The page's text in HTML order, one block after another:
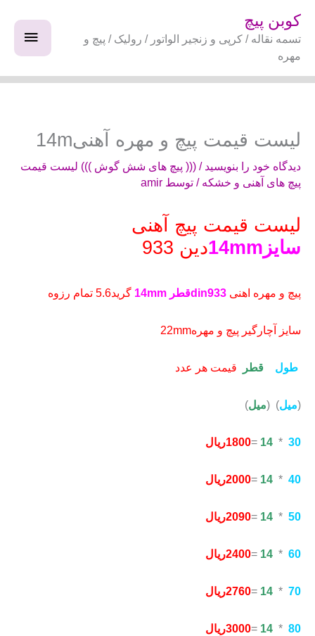
کوبن پیچ
تسمه نقاله / کرپی و زنجیر الواتور / رولیک / پیچ و
مهره
لیست قیمت پیچ و مهره آهنی14m
دیدگاه‌ خود را بنویسید / ((( پیچ های شش گوش ))) لیست قیمت
پیچ های آهنی و خشکه / توسط amir
لیست قیمت پیچ آهنی
سایز14mm
دین 933
پیچ و مهره اهنی din933قطر 14mm گرید5.6 تمام رزوه
سایز آچارگیر پیچ و مهره22mm
طول قطر قیمت هر عدد
(میل) (میل)
30
*
14
=
1800ریال
40
*
14
=2000ریال
50
*
14
=2090ریال
60
*
14
=2400ریال
70
*
14
=
2760ریال
80
*
14
=3000ریال